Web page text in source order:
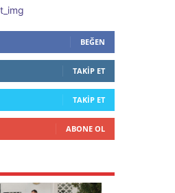
BEĞEN
TAKIP ET
TAKIP ET
ABONE OL